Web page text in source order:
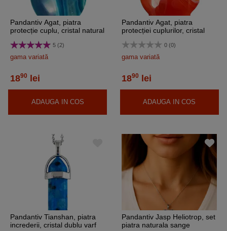
Pandantiv Agat, piatra
protecție cuplu, cristal natural
5 (2)
gama variată
1890 lei
ADAUGA IN COS
Pandantiv Agat, piatra
protecției cuplurilor, cristal
mm
0 (0)
gama variată
1890 lei
ADAUGA IN COS
Pandantiv Tianshan, piatra
increderii, cristal dublu varf
Pandantiv Jasp Heliotrop, set
piatra naturala sange